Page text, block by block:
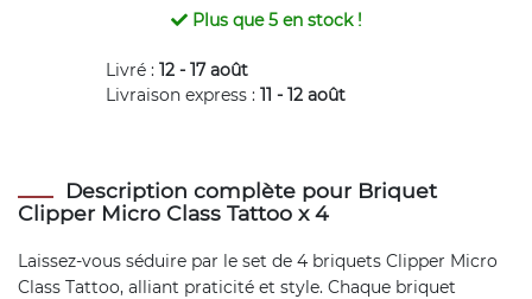
Plus que5en stock !
Livré : 12 - 17 août
Livraison express : 11 - 12 août
Description complète pour Briquet
Clipper Micro Class Tattoo x 4
Laissez-vous séduire par le set de 4 briquets Clipper Micro
Class Tattoo, alliant praticité et style. Chaque briquet